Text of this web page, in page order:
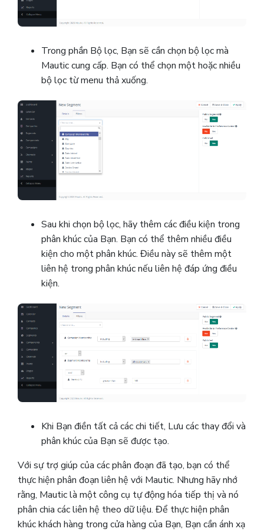
Trong phần Bộ lọc, Bạn sẽ cần chọn bộ lọc mà
Mautic cung cấp. Bạn có thể chọn một hoặc nhiều
bộ lọc từ menu thả xuống.
Sau khi chọn bộ lọc, hãy thêm các điều kiện trong
phân khúc của Bạn. Bạn có thể thêm nhiều điều
kiện cho một phân khúc. Điều này sẽ thêm một
liên hệ trong phân khúc nếu liên hệ đáp ứng điều
kiện.
Khi Bạn điền tất cả các chi tiết, Lưu các thay đổi và
phân khúc của Bạn sẽ được tạo.
Với sự trợ giúp của các phân đoạn đã tạo, bạn có thể
thực hiện phân đoạn liên hệ với Mautic. Nhưng hãy nhớ
rằng, Mautic ​​là một công cụ tự động hóa tiếp thị và nó
phân chia các liên hệ theo dữ liệu. Để thực hiện phân
khúc khách hàng trong cửa hàng của Bạn, Bạn cần ánh xạ